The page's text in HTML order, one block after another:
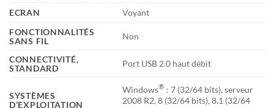
ECRAN
Voyant
FONCTIONNALITÉS
SANS FIL
Non
CONNECTIVITÉ,
STANDARD
Port USB 2.0 haut débit
SYSTÈMES
D’EXPLOITATION
Windows® : 7 (32/64 bits), serveur
2008 R2, 8 (32/64 bits), 8.1 (32/64